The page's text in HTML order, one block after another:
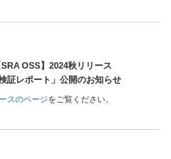
OSS】2024秋リリース
証レポート」公開のお知らせ
スのページをご覧ください。